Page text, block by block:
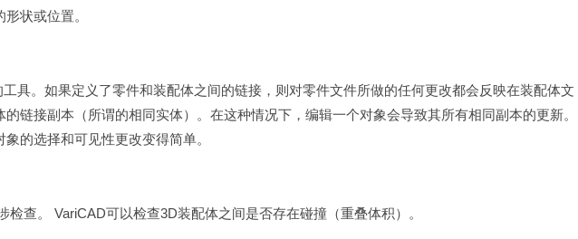
状或位置。
具。如果定义了零件和装配体之间的链接，则对零件文件所做的任何更改都会反映在装配体文
链接副本（所谓的相同实体）。在这种情况下，编辑一个对象会导致其所有相同副本的更新。
的选择和可见性更改变得简单。
查。 VariCAD可以检查3D装配体之间是否存在碰撞（重叠体积）。